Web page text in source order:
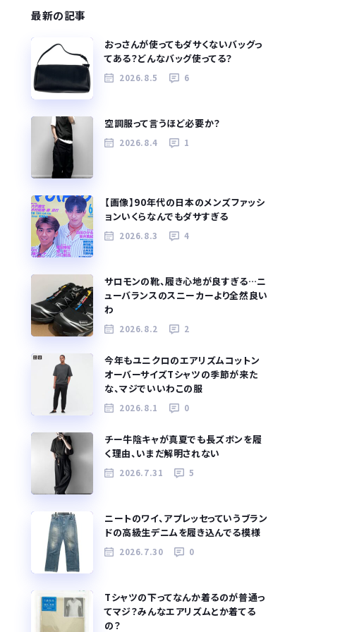
最新の記事
おっさんが使ってもダサくないバッグっ
てある？どんなバッグ使ってる？
2026.8.5 6
空調服って言うほど必要か？
2026.8.4 1
【画像】90年代の日本のメンズファッシ
ョンいくらなんでもダサすぎる
2026.8.3 4
サロモンの靴、履き心地が良すぎる…ニ
ューバランスのスニーカーより全然良い
わ
2026.8.2 2
今年もユニクロのエアリズムコットン
オーバーサイズTシャツの季節が来た
な、マジでいいわこの服
2026.8.1 0
チー牛陰キャが真夏でも長ズボンを履
く理由、いまだ解明されない
2026.7.31 5
ニートのワイ、アプレッセっていうブラン
ドの高級生デニムを履き込んでる模様
2026.7.30 0
Tシャツの下ってなんか着るのが普通っ
てマジ？みんなエアリズムとか着てる
の？